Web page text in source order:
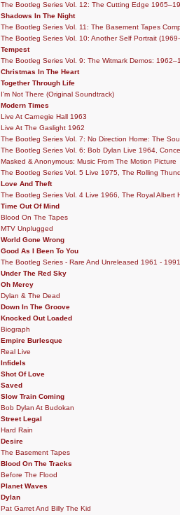
The Bootleg Series Vol. 12: The Cutting Edge
Shadows In The Night
The Bootleg Series Vol. 11: The Basement Tapes
The Bootleg Series Vol. 10: Another Self Portrait
Tempest
The Bootleg Series Vol. 9: The Witmark Demos:
Christmas In The Heart
Together Through Life
I'm Not There (Original Soundtrack)
Modern Times
Live At Carnegie Hall 1963
Live At The Gaslight 1962
The Bootleg Series Vol. 7: No Direction Home: The
The Bootleg Series Vol. 6: Bob Dylan Live 1964,
Masked & Anonymous: Music From The Motion Picture
The Bootleg Series Vol. 5 Live 1975, The Rolling
Love And Theft
The Bootleg Series Vol. 4 Live 1966, The Royal Albert
Time Out Of Mind
Blood On The Tapes
MTV Unplugged
World Gone Wrong
Good As I Been To You
The Bootleg Series - Rare And Unreleased 1961 - 1991
Under The Red Sky
Oh Mercy
Dylan & The Dead
Down In The Groove
Knocked Out Loaded
Biograph
Empire Burlesque
Real Live
Infidels
Shot Of Love
Saved
Slow Train Coming
Bob Dylan At Budokan
Street Legal
Hard Rain
Desire
The Basement Tapes
Blood On The Tracks
Before The Flood
Planet Waves
Dylan
Pat Garret And Billy The Kid